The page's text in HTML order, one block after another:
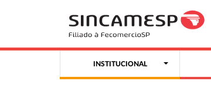
INSTITUCIONAL